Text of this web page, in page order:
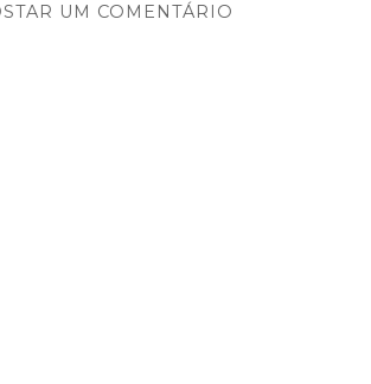
UM COMENTÁRIO